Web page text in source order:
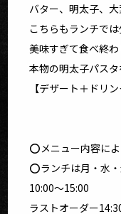
バター、明太子、
こちらもランチでは
美味すぎて食べ終わ
本物の明太子パス
【デザート＋ドリ
⭕️メニュー内容によ
⭕️ランチは月・水
10:00〜15:00
ラストオーダー